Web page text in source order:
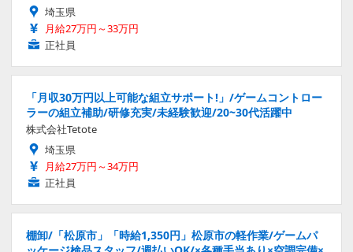
埼玉県
月給27万円～33万円
正社員
「月収30万円以上可能な組立サポート!」/ゲームコントロー
ラーの組立補助/研修充実/未経験歓迎/20~30代活躍中
株式会社Tetote
埼玉県
月給27万円～34万円
正社員
棚卸/「松原市」「時給1,350円」松原市の軽作業/ゲームパ